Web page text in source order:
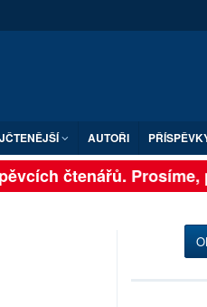
AUTOŘI
čtenářů. Prosíme,